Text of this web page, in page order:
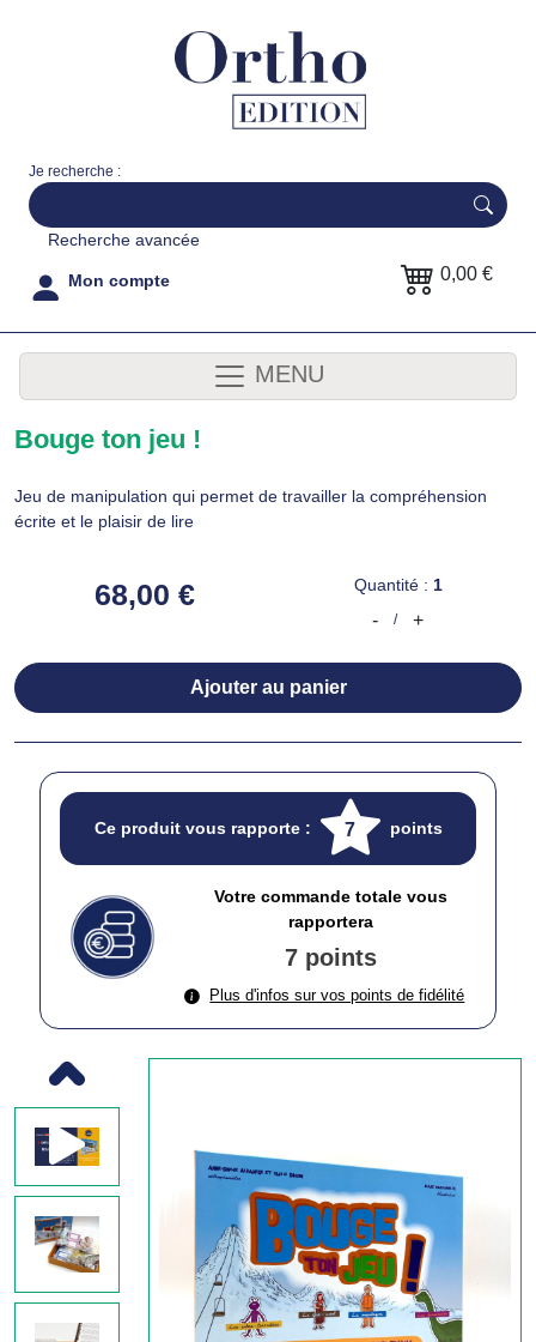
Je recherche :
Recherche avancée
Mon compte 0,00 €
MENU
Previous
Bouge ton jeu !
Jeu de manipulation qui permet de travailler la compréhension
écrite et le plaisir de lire
68,00 € Quantité : 1
- / +
Ajouter au panier
Ce produit vous rapporte : 7 points
Votre commande totale vous
rapportera
7 points
Plus d'infos sur vos points de fidélité